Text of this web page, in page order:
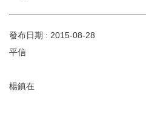
發布日期 : 2015-08-28
平信
楊鎮在